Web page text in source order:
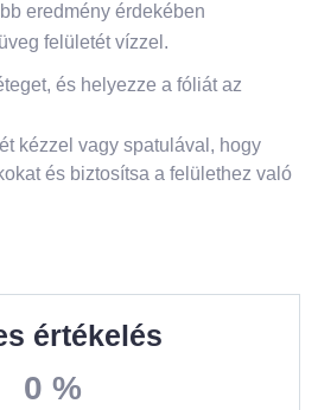
eredmény érdekében
felületét vízzel.
és helyezze a fóliát az
kézzel vagy spatulával, hogy
és biztosítsa a felülethez való
értékelés
0 %